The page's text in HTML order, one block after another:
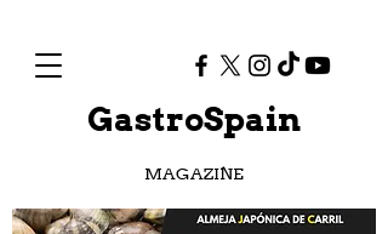
GastroSpain
MAGAZINE